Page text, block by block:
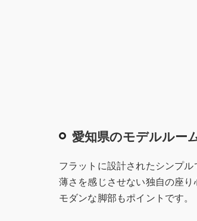
愛知県のモデルルー
フラットに設計されたシンプル
薄さを感じさせない独自の座
モダンな脚部もポイントです。